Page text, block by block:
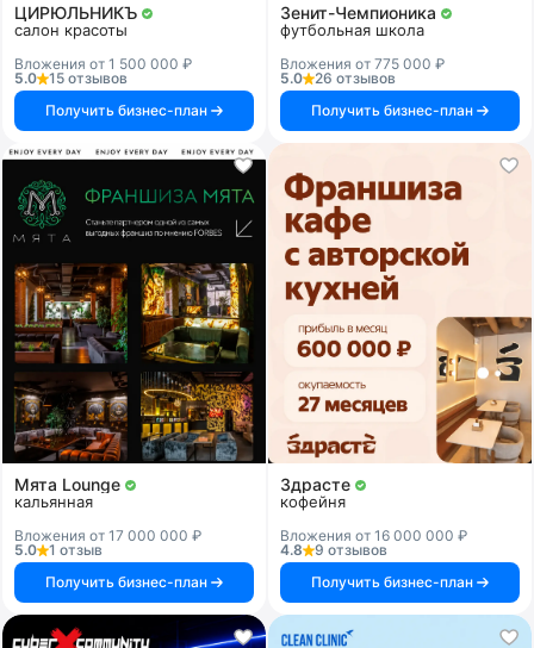
ЦИРЮЛЬНИКЪ
салон красоты
Вложения от 1 500 000 ₽
5.0
15 отзывов
Получить бизнес-план
Зенит-Чемпионика
футбольная школа
Вложения от 775 000 ₽
5.0
26 отзывов
Получить бизнес-план
Мята Lounge
кальянная
Вложения от 17 000 000 ₽
5.0
1 отзыв
Получить бизнес-план
Здрасте
кофейня
Вложения от 16 000 000 ₽
4.8
9 отзывов
Получить бизнес-план